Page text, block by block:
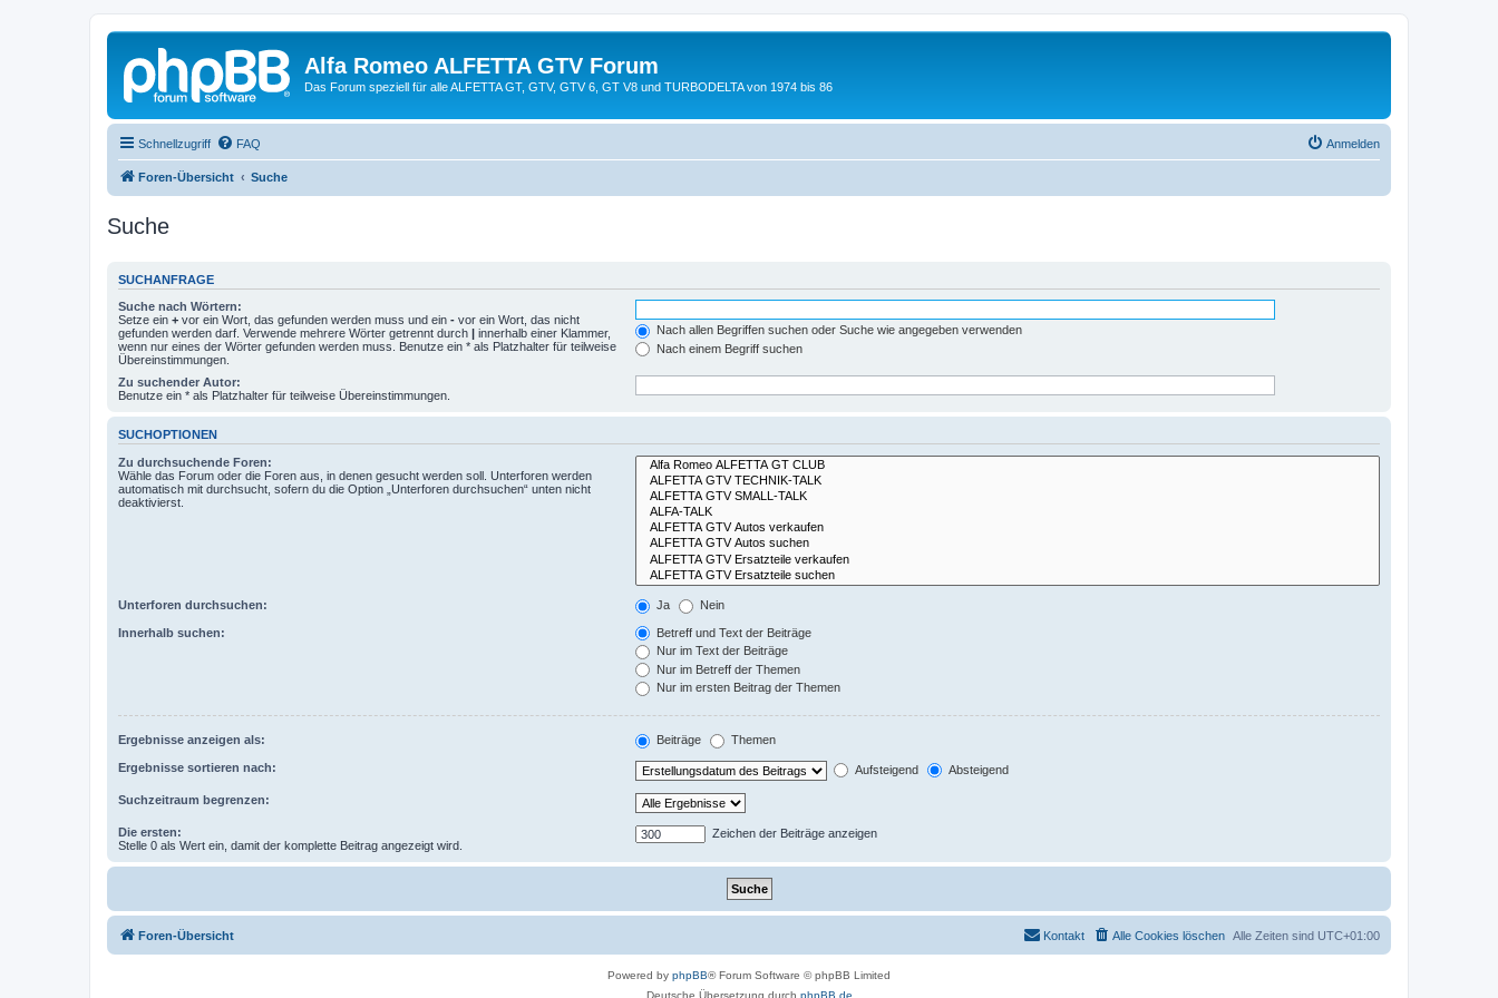
Alfa Romeo ALFETTA GTV Forum
Das Forum speziell für alle ALFETTA GT, GTV, GTV 6, GT V8 und TURBODELTA von 1974 bis 86
Schnellzugriff FAQ Anmelden
Foren-Übersicht Suche
Suche
SUCHANFRAGE
Suche nach Wörtern:
Setze ein + vor ein Wort, das gefunden werden muss und ein - vor ein Wort, das nicht
gefunden werden darf. Verwende mehrere Wörter getrennt durch | innerhalb einer Klammer,
wenn nur eines der Wörter gefunden werden muss. Benutze ein * als Platzhalter für teilweise
Übereinstimmungen.
Nach allen Begriffen suchen oder Suche wie angegeben verwenden
Nach einem Begriff suchen
Zu suchender Autor:
Benutze ein * als Platzhalter für teilweise Übereinstimmungen.
SUCHOPTIONEN
Zu durchsuchende Foren:
Wähle das Forum oder die Foren aus, in denen gesucht werden soll. Unterforen werden
automatisch mit durchsucht, sofern du die Option „Unterforen durchsuchen“ unten nicht
deaktivierst.
Unterforen durchsuchen: Ja Nein
Innerhalb suchen:
Betreff und Text der Beiträge
Nur im Text der Beiträge
Nur im Betreff der Themen
Nur im ersten Beitrag der Themen
Ergebnisse anzeigen als: Beiträge Themen
Ergebnisse sortieren nach: Aufsteigend Absteigend
Suchzeitraum begrenzen:
Die ersten:
Stelle 0 als Wert ein, damit der komplette Beitrag angezeigt wird.
Zeichen der Beiträge anzeigen
Foren-Übersicht Alle Zeiten sind UTC+01:00
Alle Cookies löschen
Kontakt
Powered by phpBB® Forum Software © phpBB Limited
Deutsche Übersetzung durch phpBB.de